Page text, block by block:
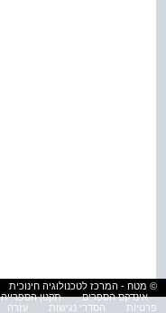
© מטח - המרכז לטכנולוגיה חינוכית
אינדקס הספרים
תקנון הספרייה
פרטיות
הסדרי נגישות עזרה